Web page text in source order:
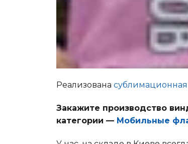
Реализована сублимационная
Закажите производство
категории — Мобильные